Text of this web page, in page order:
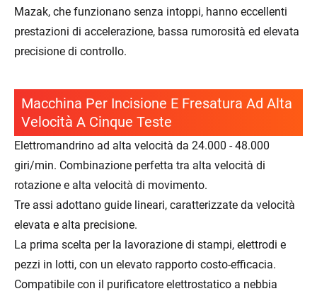
Mazak, che funzionano senza intoppi, hanno eccellenti
prestazioni di accelerazione, bassa rumorosità ed elevata
precisione di controllo.
Macchina Per Incisione E Fresatura Ad Alta
Velocità A Cinque Teste
Elettromandrino ad alta velocità da 24.000 - 48.000
giri/min. Combinazione perfetta tra alta velocità di
rotazione e alta velocità di movimento.
Tre assi adottano guide lineari, caratterizzate da velocità
elevata e alta precisione.
La prima scelta per la lavorazione di stampi, elettrodi e
pezzi in lotti, con un elevato rapporto costo-efficacia.
Compatibile con il purificatore elettrostatico a nebbia